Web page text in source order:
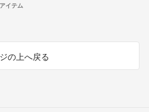
イテム
の上へ戻る